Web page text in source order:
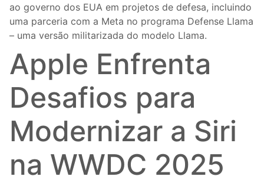
ao governo dos EUA em projetos de defesa, incluindo
uma parceria com a Meta no programa Defense Llama
– uma versão militarizada do modelo Llama.
Apple Enfrenta
Desafios para
Modernizar a Siri
na WWDC 2025